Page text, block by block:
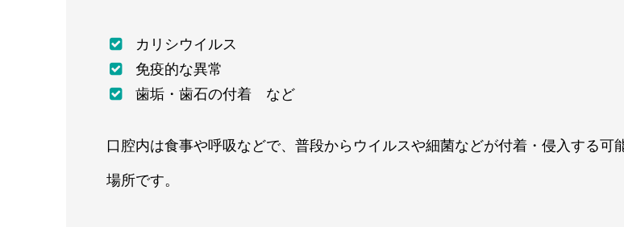
カリシウイルス
免疫的な異常
歯垢・歯石の付着 など
口腔内は食事や呼吸などで、普段からウイルスや細菌などが付着・侵入する可
場所です。